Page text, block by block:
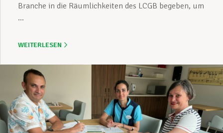
Branche in die Räumlichkeiten des LCGB begeben, um
...
WEITERLESEN